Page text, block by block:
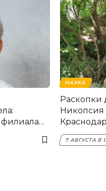
НАУКА
Раскопки
Никопсия
7 АВГУСТА В